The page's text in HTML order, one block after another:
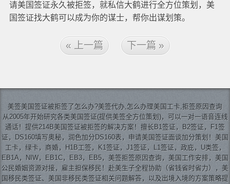
请美国签证永久被拒签，就私信大鹤进行全方位策划，美
国签证找大鹤可以成为你的谋士，帮你出谋划策。
« 上一篇 下一篇 »
美签美国签证被拒签了怎么办?美签代办,怎么办理美国工卡,拒签原因查询
从2005年开始研究各类美国签证(提供美签全方位策划)，可以一对一语音连线
通话！提供214B美国签证被拒签的解决方案！擅长B1签证，B2签证，F1签
证，DS160填写奥秘，润色加分DS160表，申请美国签证面谈加分策划！美国
工卡，绿卡，商婚，H1B工签，K1签证，J1签证，L1签证，政庇，U类签，
EB1A，NIW，EB1C，EB3，EB5，美签拒签原因查询，美国工作安排，美国
公民婚姻资源对接，雇主担保移民！赴美生子全程协助（省钱省时省力），美
国移民类签证、美国非移民类签证相关问题解答，以及出境入境的方案策略提